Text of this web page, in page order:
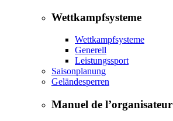
Wettkampfsysteme
Wettkampfsysteme
Generell
Leistungssport
Saisonplanung
Geländesperren
Manuel de l’organisateur